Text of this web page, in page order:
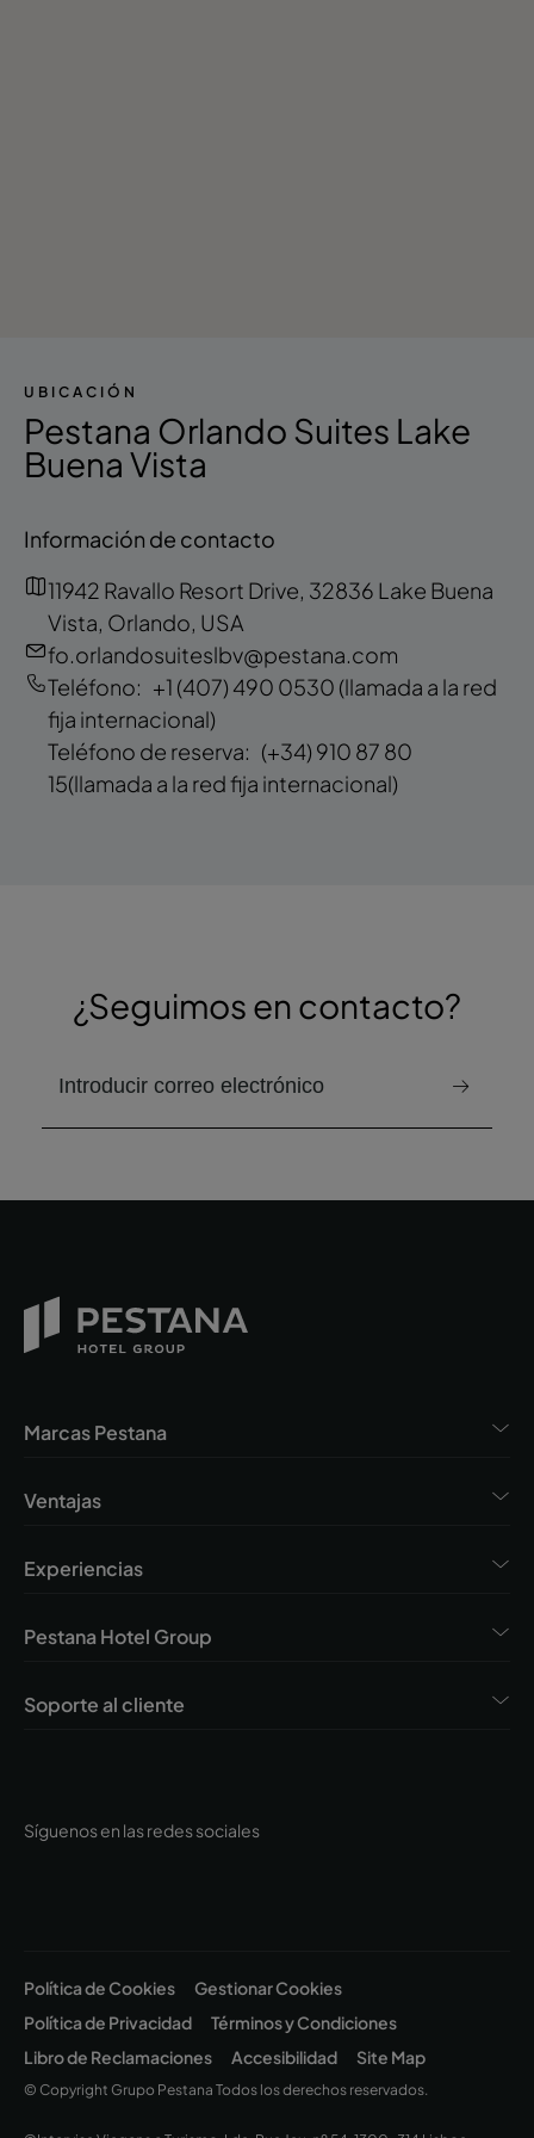
UBICACIÓN
Pestana Orlando Suites Lake
Buena Vista
Información de contacto
11942 Ravallo Resort Drive, 32836 Lake Buena
Vista, Orlando, USA
fo.orlandosuiteslbv@pestana.com
Teléfono: +1 (407) 490 0530 (llamada a la red
fija internacional)
Teléfono de reserva: (+34) 910 87 80
15(llamada a la red fija internacional)
¿Seguimos en contacto?
correo electrónico para recibir el boletín
Síguenos en las redes sociales
Marcas Pestana
Ventajas
Experiencias
Pestana Hotel Group
Soporte al cliente
Política de Cookies
Gestionar Cookies
Política de Privacidad
Términos y Condiciones
Libro de Reclamaciones
Accesibilidad Site Map
© Copyright Grupo Pestana Todos los derechos reservados.